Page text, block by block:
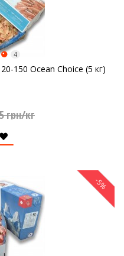
150 Ocean Choice (5 кг)
4
грн/кг
-5%